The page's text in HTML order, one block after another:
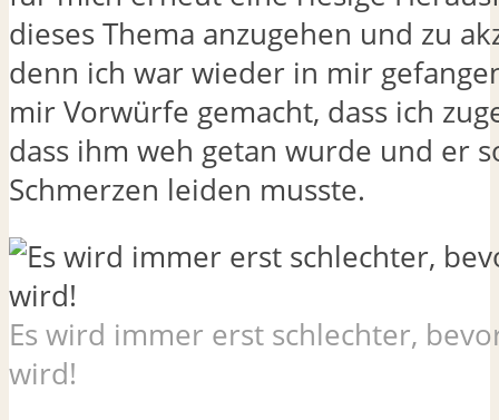
dieses Thema anzugehen und zu
denn ich war wieder in mir
mir Vorwürfe gemacht, dass ich
dass ihm weh getan wurde und er
Schmerzen leiden musste.
Es wird immer erst schlechter,
wird!